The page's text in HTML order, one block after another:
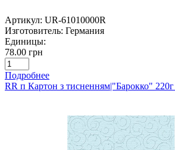
Артикул: UR-61010000R
Изготовитель: Германия
Единицы:
78.00 грн
Подробнее
RR п Картон з тисненням|"Барокко"